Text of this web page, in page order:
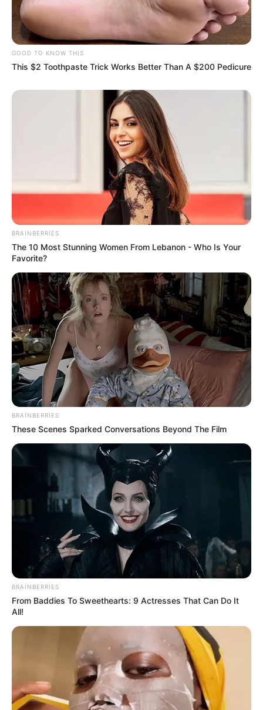
23:09 / 05 Avqust 2026
Mal ətinin qiymətində dəyişiklik oldu -
22:24 / 05 Avqust 2026 CƏMİYYƏT
Daha üç küçədə təmir işlərinə başlanılır
GOOD TO KNOW THIS
This $2 Toothpaste Trick Works Better Than A $200 Pedicure
BRAINBERRIES
The 10 Most Stunning Women From Lebanon - Who Is Your
Favorite?
BRAINBERRIES
These Scenes Sparked Conversations Beyond The Film
BRAINBERRIES
From Baddies To Sweethearts: 9 Actresses That Can Do It
All!